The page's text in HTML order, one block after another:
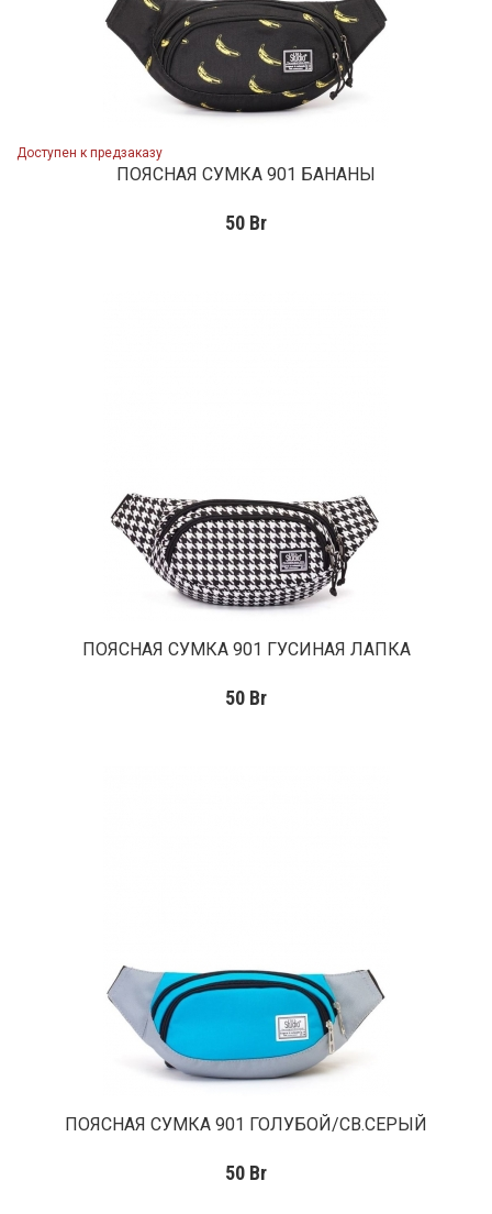
Доступен к предзаказу
ПОЯСНАЯ СУМКА 901 БАНАНЫ
50 Br
ПОЯСНАЯ СУМКА 901 ГУСИНАЯ ЛАПКА
50 Br
ПОЯСНАЯ СУМКА 901 ГОЛУБОЙ/СВ.СЕРЫЙ
50 Br